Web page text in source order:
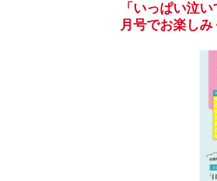
「いっぱい泣
月号でお楽しみ